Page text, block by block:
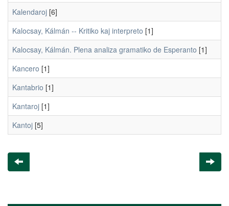
Kalendaroj [6]
Kalocsay, Kálmán -- Kritiko kaj interpreto [1]
Kalocsay, Kálmán. Plena analiza gramatiko de Esperanto [1]
Kancero [1]
Kantabrio [1]
Kantaroj [1]
Kantoj [5]